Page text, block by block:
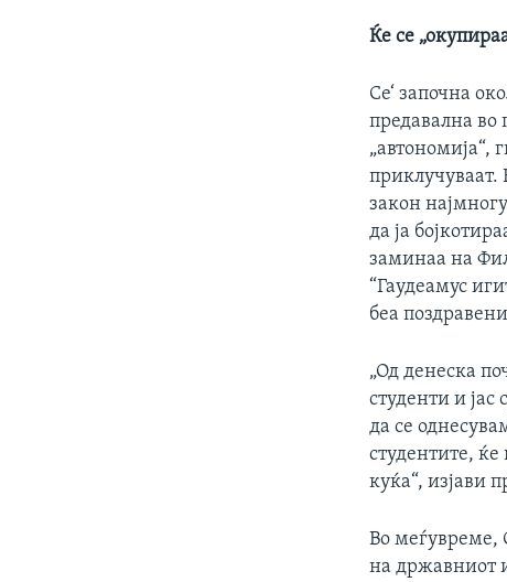
Ќе се
Се‘ започна
предавална во
„автономија“,
приклучуваат.
закон
да ја
заминаа на
“Гаудеамус
беа
„Од денеска
студенти и
да се
студентите,
куќа“, изјави
Во меѓувреме,
на државниот